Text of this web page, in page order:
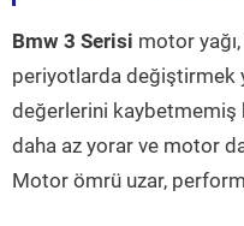
Bmw 3 Serisi motor
periyotlarda değiştirmek
değerlerini kaybetmemiş
daha az yorar ve motor
Motor ömrü uzar,